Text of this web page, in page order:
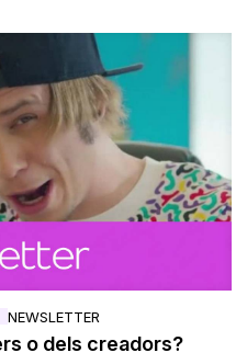
NEWSLETTER
o dels creadors?